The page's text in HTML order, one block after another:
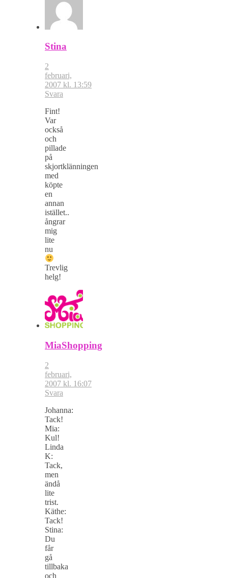
Stina
2
februari,
2007 kl. 13:59
Svara
Fint!
Var
också
och
pillade
på
skjortklänningen
med
köpte
en
annan
istället..
ångrar
mig
lite
nu
Trevlig
helg!
MiaShopping
2
februari,
2007 kl. 16:07
Svara
Johanna:
Tack!
Mia:
Kul!
Linda
K:
Tack,
men
ändå
lite
trist.
Käthe:
Tack!
Stina:
Du
får
gå
tillbaka
och